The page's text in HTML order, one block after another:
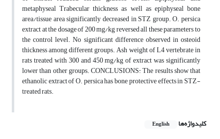
metaphyseal Trabecular thickness as well as epiphyseal bone
area/tissue area significantly decreased in STZ group. O. persica
extract at the dosage of 200 mg/kg reversed all these parameters to
the control level. No significant difference observed in osteoid
thickness among different groups. Ash weight of L4 vertebrate in
rats treated with 300 and 450 mg/kg of extract was significantly
lower than other groups. CONCLUSIONS: The results show that
ethanolic extract of O. persica has bone protective effects in STZ-
treated rats.
کلیدواژه‌ها English